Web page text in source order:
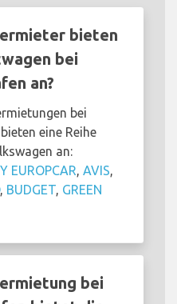
bieten
bei
an?
bei
eine Reihe
an:
EUROPCAR, AVIS,
, BUDGET, GREEN
bei